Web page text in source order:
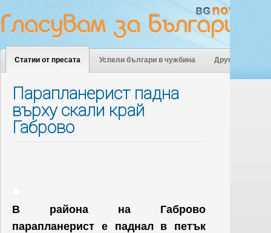
Статии от пресата Успели българи в чужбина Други
Парапланерист падна
върху скали край
Габрово
В района на Габрово
парапланерист е паднал в петък